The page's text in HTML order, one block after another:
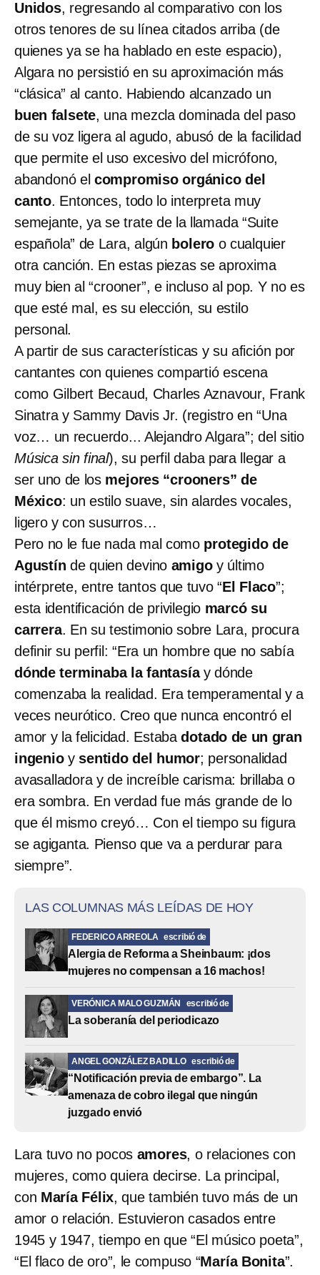
Unidos, regresando al comparativo con los
otros tenores de su línea citados arriba (de
quienes ya se ha hablado en este espacio),
Algara no persistió en su aproximación más
“clásica” al canto. Habiendo alcanzado un
buen falsete, una mezcla dominada del paso
de su voz ligera al agudo, abusó de la facilidad
que permite el uso excesivo del micrófono,
abandonó el compromiso orgánico del
canto. Entonces, todo lo interpreta muy
semejante, ya se trate de la llamada “Suite
española” de Lara, algún bolero o cualquier
otra canción. En estas piezas se aproxima
muy bien al “crooner”, e incluso al pop. Y no es
que esté mal, es su elección, su estilo
personal.
A partir de sus características y su afición por
cantantes con quienes compartió escena
como Gilbert Becaud, Charles Aznavour, Frank
Sinatra y Sammy Davis Jr. (registro en “Una
voz… un recuerdo... Alejandro Algara”; del sitio
Música sin final), su perfil daba para llegar a
ser uno de los mejores “crooners” de
México: un estilo suave, sin alardes vocales,
ligero y con susurros…
Pero no le fue nada mal como protegido de
Agustín de quien devino amigoy último
intérprete, entre tantos que tuvo “El Flaco”;
esta identificación de privilegio marcó su
carrera. En su testimonio sobre Lara, procura
definir su perfil: “Era un hombre que no sabía
dónde terminaba la fantasíay dónde
comenzaba la realidad. Era temperamental y a
veces neurótico. Creo que nunca encontró el
amor y la felicidad. Estabadotado de un gran
ingenioy sentido del humor; personalidad
avasalladora y de increíble carisma: brillaba o
era sombra. En verdad fue más grande de lo
que él mismo creyó… Con el tiempo su figura
se agiganta. Pienso que va a perdurar para
siempre”.
LAS COLUMNAS MÁS LEÍDAS DE HOY
FEDERICO ARREOLA escribió de
Alergia de Reforma a Sheinbaum: ¡dos
mujeres no compensan a 16 machos!
VERÓNICA MALO GUZMÁN escribió de
La soberanía del periodicazo
ANGEL GONZÁLEZ BADILLO escribió de
“Notificación previa de embargo”. La
amenaza de cobro ilegal que ningún
juzgado envió
Lara tuvo no pocos amores, o relaciones con
mujeres, como quiera decirse. La principal,
con María Félix, que también tuvo más de un
amor o relación. Estuvieron casados entre
1945 y 1947, tiempo en que “El músico poeta”,
“El flaco de oro”, le compuso “María Bonita”.